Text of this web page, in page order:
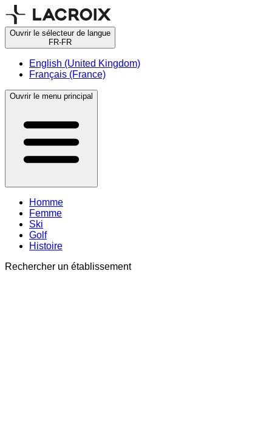
Ouvrir le sélecteur de langue
FR-FR
English (United Kingdom)
Français (France)
Ouvrir le menu principal
Homme
Femme
Ski
Golf
Histoire
Rechercher un établissement